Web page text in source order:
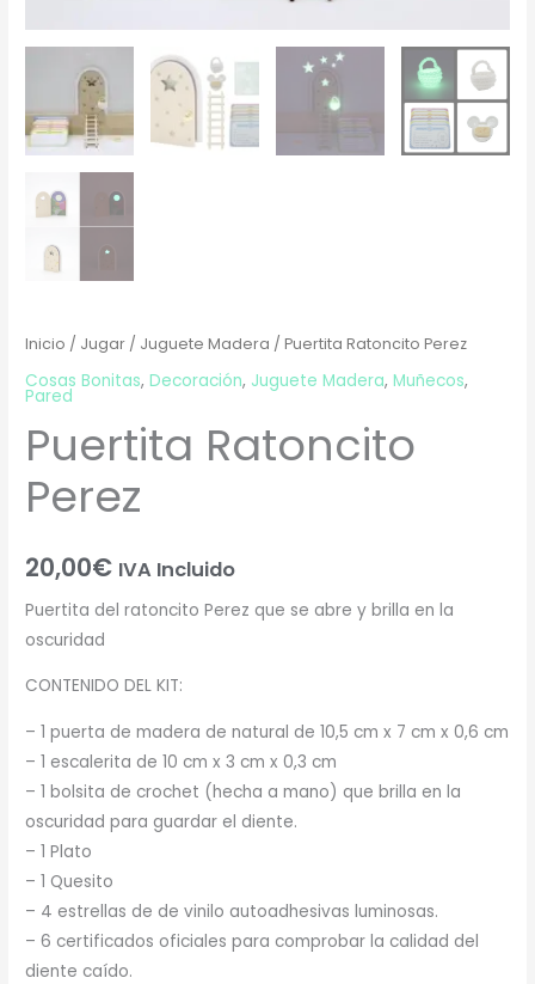
Inicio / Jugar / Juguete Madera / Puertita Ratoncito Perez
Cosas Bonitas,Decoración, Juguete Madera,Muñecos,
Pared
Puertita Ratoncito
Perez
20,00€ IVA Incluido
Puertita del ratoncito Perez que se abre y brilla en la
oscuridad
CONTENIDO DEL KIT:
– 1 puerta de madera de natural de 10,5 cm x 7 cm x 0,6 cm
– 1 escalerita de 10 cm x 3 cm x 0,3 cm
– 1 bolsita de crochet (hecha a mano) que brilla en la
oscuridad para guardar el diente.
– 1 Plato
– 1 Quesito
– 4 estrellas de de vinilo autoadhesivas luminosas.
– 6 certificados oficiales para comprobar la calidad del
diente caído.